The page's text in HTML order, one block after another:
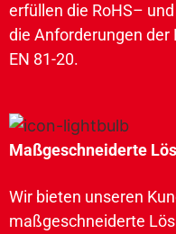
erfüllen die RoHS–
die Anforderungen der
EN 81-20.
Maßgeschneiderte
Wir bieten unseren
maßgeschneiderte